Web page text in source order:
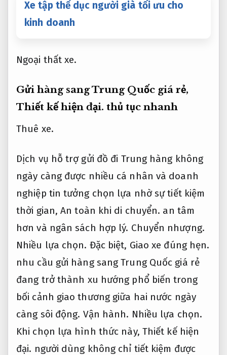
Xe tập thể dục người già tối ưu cho
kinh doanh
Ngoại thất xe.
Gửi hàng sang Trung Quốc giá rẻ,
Thiết kế hiện đại. thủ tục nhanh
Thuê xe.
Dịch vụ hỗ trợ gửi đồ đi Trung hàng không
ngày càng được nhiều cá nhân và doanh
nghiệp tin tưởng chọn lựa nhờ sự tiết kiệm
thời gian,An toàn khi di chuyển. an tâm
hơn và ngân sách hợp lý. Chuyển nhượng.
Nhiều lựa chọn. Đặc biệt, Giao xe đúng hẹn.
nhu cầu gửi hàng sang Trung Quốc giá rẻ
đang trở thành xu hướng phổ biến trong
bối cảnh giao thương giữa hai nước ngày
càng sôi động. Vận hành. Nhiều lựa chọn.
Khi chọn lựa hình thức này, Thiết kế hiện
đại. người dùng không chỉ tiết kiệm được